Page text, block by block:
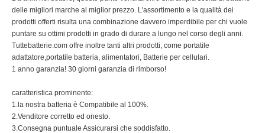
delle migliori marche al miglior prezzo. L'assortimento e la qualità dei
prodotti offerti risulta una combinazione davvero imperdibile per chi vuole
puntare su ottimi prodotti in grado di durare a lungo nel corso degli anni.
Tuttebatterie.com offre inoltre tanti altri prodotti, come portatile
adattatore,portatile batteria, alimentatori, Batterie per cellulari.
1 anno garanzia! 30 giorni garanzia di rimborso!
caratteristica prominente:
1.la nostra batteria è Compatibile al 100%.
2.Venditore corretto ed onesto.
3.Consegna puntuale Assicurarsi che soddisfatto.